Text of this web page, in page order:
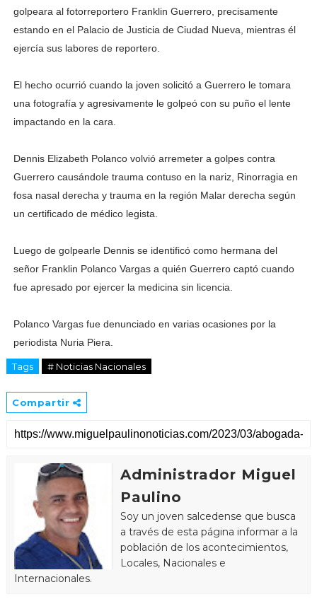
golpeara al fotorreportero Franklin Guerrero, precisamente
estando en el Palacio de Justicia de Ciudad Nueva, mientras él
ejercía sus labores de reportero.
El hecho ocurrió cuando la joven solicitó a Guerrero le tomara
una fotografía y agresivamente le golpeó con su puño el lente
impactando en la cara.
Dennis Elizabeth Polanco volvió arremeter a golpes contra
Guerrero causándole trauma contuso en la nariz, Rinorragia en
fosa nasal derecha y trauma en la región Malar derecha según
un certificado de médico legista.
Luego de golpearle Dennis se identificó como hermana del
señor Franklin Polanco Vargas a quién Guerrero captó cuando
fue apresado por ejercer la medicina sin licencia.
Polanco Vargas fue denunciado en varias ocasiones por la
periodista Nuria Piera.
Tags # Noticias Nacionales
Compartir
Administrador Miguel
Paulino
Soy un joven salcedense que busca
a través de esta página informar a la
población de los acontecimientos,
Locales, Nacionales e
Internacionales.